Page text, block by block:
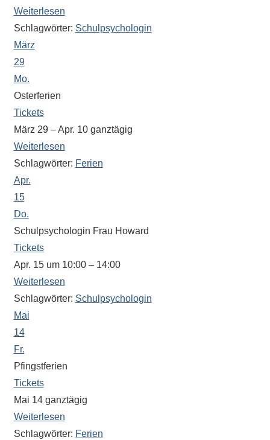
es
viele
den
Aktivitäten
an
unserer
Schule.
Ob
Sprach-,
Mathematik-
oder
Sportwettkampf,
Musik-
oder
Exkursion
oder
Reise
–
unsere
Schülerinnen
und
Schüler
sind
dabei!
Sollten
Weiterlesen
Schlagwörter: Schulpsychologin
März
29
Mo.
Osterferien
Tickets
März 29 – Apr. 10 ganztägig
Weiterlesen
Schlagwörter: Ferien
Apr.
15
Do.
Schulpsychologin Frau Howard
Tickets
Apr. 15 um 10:00 – 14:00
Weiterlesen
Schlagwörter: Schulpsychologin
Mai
14
Fr.
Pfingstferien
Tickets
Mai 14 ganztägig
Weiterlesen
Schlagwörter: Ferien